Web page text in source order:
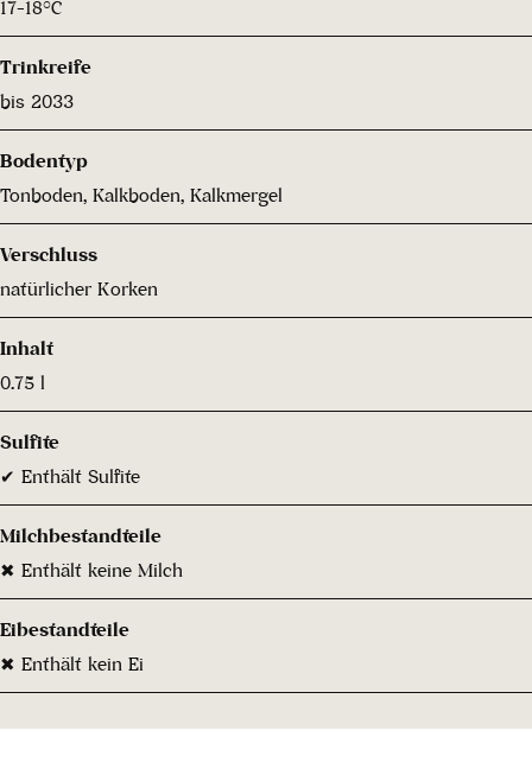
17-18°C
Trinkreife
bis 2033
Bodentyp
Tonboden, Kalkboden, Kalkmergel
Verschluss
natürlicher Korken
Inhalt
0.75 l
Sulfite
✔ Enthält Sulfite
Milchbestandteile
✖ Enthält keine Milch
Eibestandteile
✖ Enthält kein Ei